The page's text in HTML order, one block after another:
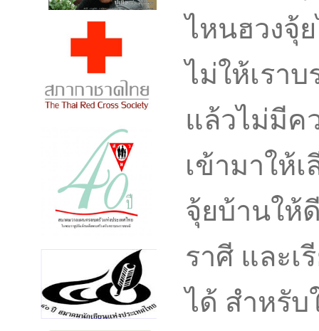
ไหนฮวงจุ้
ไม่ให้เรา
แล้วไม่มีค
เข้ามาให้
จุ้ยบ้านให้
ราศี และเ
ได้ สำหรับ